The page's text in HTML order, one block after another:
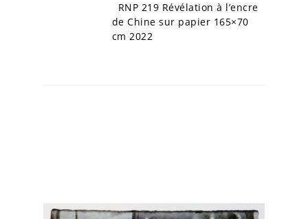
RNP 219 Révélation à l’encre
de Chine sur papier 165×70
cm 2022